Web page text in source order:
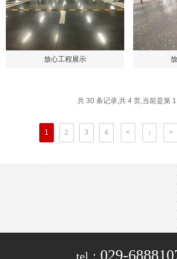
放心工程展示
共 30 条记录,共 4 页,当前是第
1 2 3 4 < ↓ >
tel： 029-